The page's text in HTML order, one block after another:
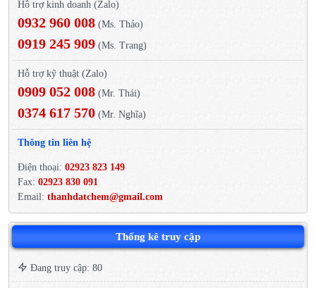
Hỗ trợ kinh doanh (Zalo)
0932 960 008 (Ms. Thảo)
0919 245 909 (Ms. Trang)
Hỗ trợ kỹ thuật (Zalo)
0909 052 008 (Mr. Thái)
0374 617 570 (Mr. Nghĩa)
Thông tin liên hệ
Điện thoại: 02923 823 149
Fax: 02923 830 091
Email: thanhdatchem@gmail.com
Thống kê truy cập
Đang truy cập: 80